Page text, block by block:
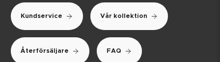
Kundservice Vår kollektion
Återförsäljare FAQ